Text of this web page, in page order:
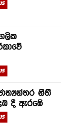
නීති
දී ඇරඹේ